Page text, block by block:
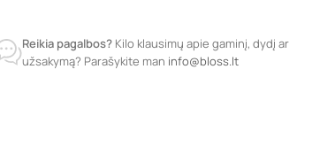
Reikia pagalbos? Kilo klausimų apie gaminį, dydį ar
užsakymą? Parašykite man info@bloss.lt